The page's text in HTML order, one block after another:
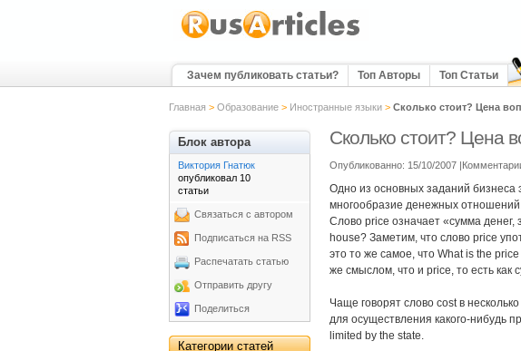
Зачем публиковать статьи? Топ Авторы Топ Статьи
Главная > Образование> Иностранные языки> Сколько стоит? Цена
Сколько стоит? Цена
Опубликованно: 15/10/2007
Одно из основных заданий бизнеса
многообразие денежных
Слово price означает «сумма денег,
house? Заметим, что слово price
это то же самое, что What is the
же смыслом, что и price, то есть как
Чаще говорят слово cost в
для осуществления какого-нибудь
limited by the state.
Блок автора
Виктория Гнатюк
опубликовал 10
статьи
Связаться с автором
Подписаться на RSS
Распечатать статью
Отправить другу
Поделиться
Категории статей